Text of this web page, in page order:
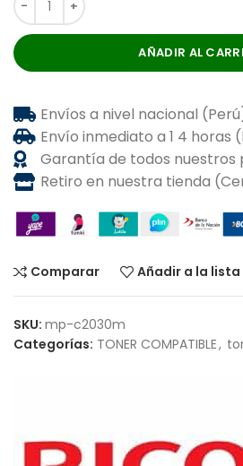
AÑADIR AL
Envíos a nivel nacional
Envío inmediato a 1 4 horas
Garantía de todos nuestros
Retiro en nuestra tienda
Comparar Añadir a la lista
SKU: mp-c2030m
Categorías: TONER COMPATIBLE,